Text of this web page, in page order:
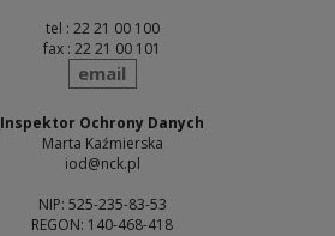
tel : 22 21 00 100
fax : 22 21 00 101
send
email
Inspektor Ochrony Danych
Marta Kaźmierska
iod@nck.pl
NIP: 525-235-83-53
REGON: 140-468-418